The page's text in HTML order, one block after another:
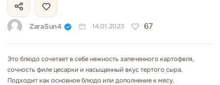
ZaraSun4 14.01.2023 67
Это блюдо сочетает в себе нежность запеченного картофеля,
сочность филе цесарки и насыщенный вкус тертого сыра.
Подходит как основное блюдо или дополнение к мясу.